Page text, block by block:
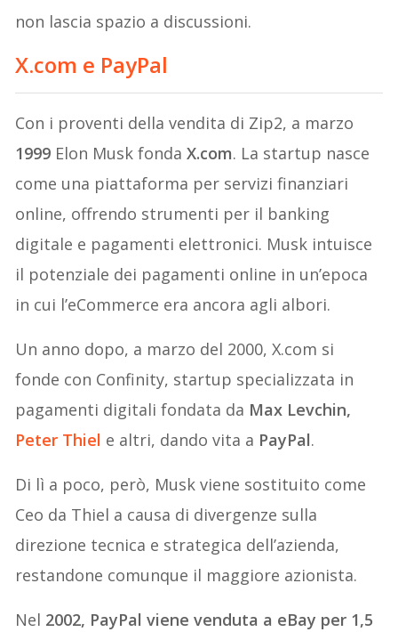
non lascia spazio a discussioni.
X.com e PayPal
Con i proventi della vendita di Zip2, a marzo
1999 Elon Musk fonda X.com. La startup nasce
come una piattaforma per servizi finanziari
online, offrendo strumenti per il banking
digitale e pagamenti elettronici. Musk intuisce
il potenziale dei pagamenti online in un’epoca
in cui l’eCommerce era ancora agli albori.
Un anno dopo, a marzo del 2000, X.com si
fonde con Confinity, startup specializzata in
pagamenti digitali fondata da Max Levchin,
Peter Thiel e altri, dando vita a PayPal.
Di lì a poco, però, Musk viene sostituito come
Ceo da Thiel a causa di divergenze sulla
direzione tecnica e strategica dell’azienda,
restandone comunque il maggiore azionista.
Nel 2002, PayPal viene venduta a eBay per 1,5